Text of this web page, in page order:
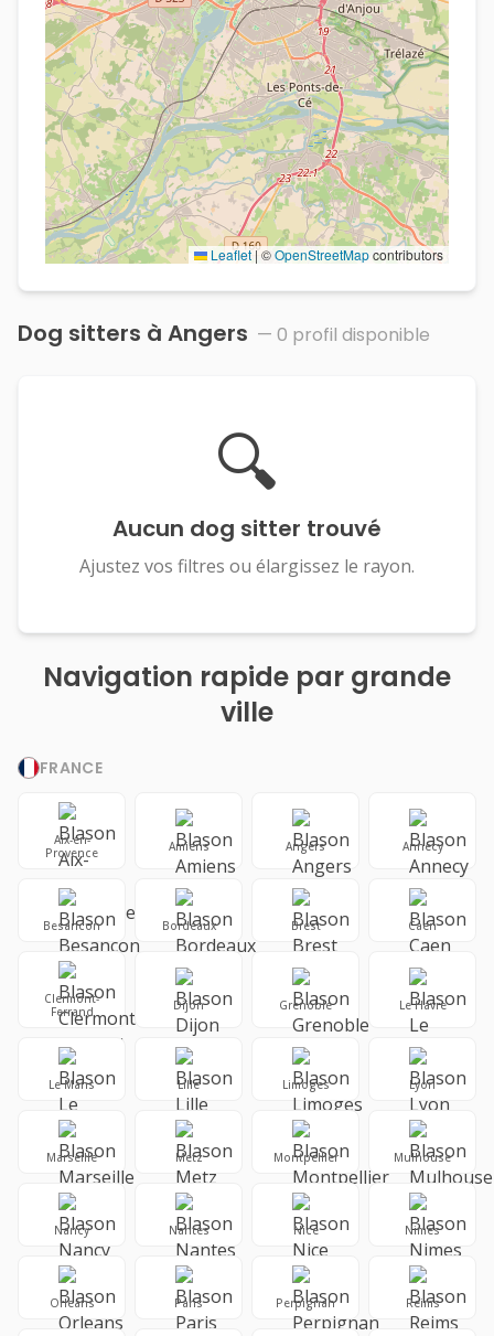
Leaflet |©OpenStreetMapcontributors
Dog sitters à Angers — 0 profil disponible
🔍
Aucun dog sitter trouvé
Ajustez vos filtres ou élargissez le rayon.
Navigation rapide par grande
ville
FRANCE
Aix-en-
Provence
Amiens Angers Annecy
Besancon Bordeaux Brest Caen
Clermont-
Ferrand
Dijon Grenoble Le Havre
Le Mans Lille Limoges Lyon
Marseille Metz Montpellier Mulhouse
Nancy Nantes Nice Nimes
Orleans Paris Perpignan Reims